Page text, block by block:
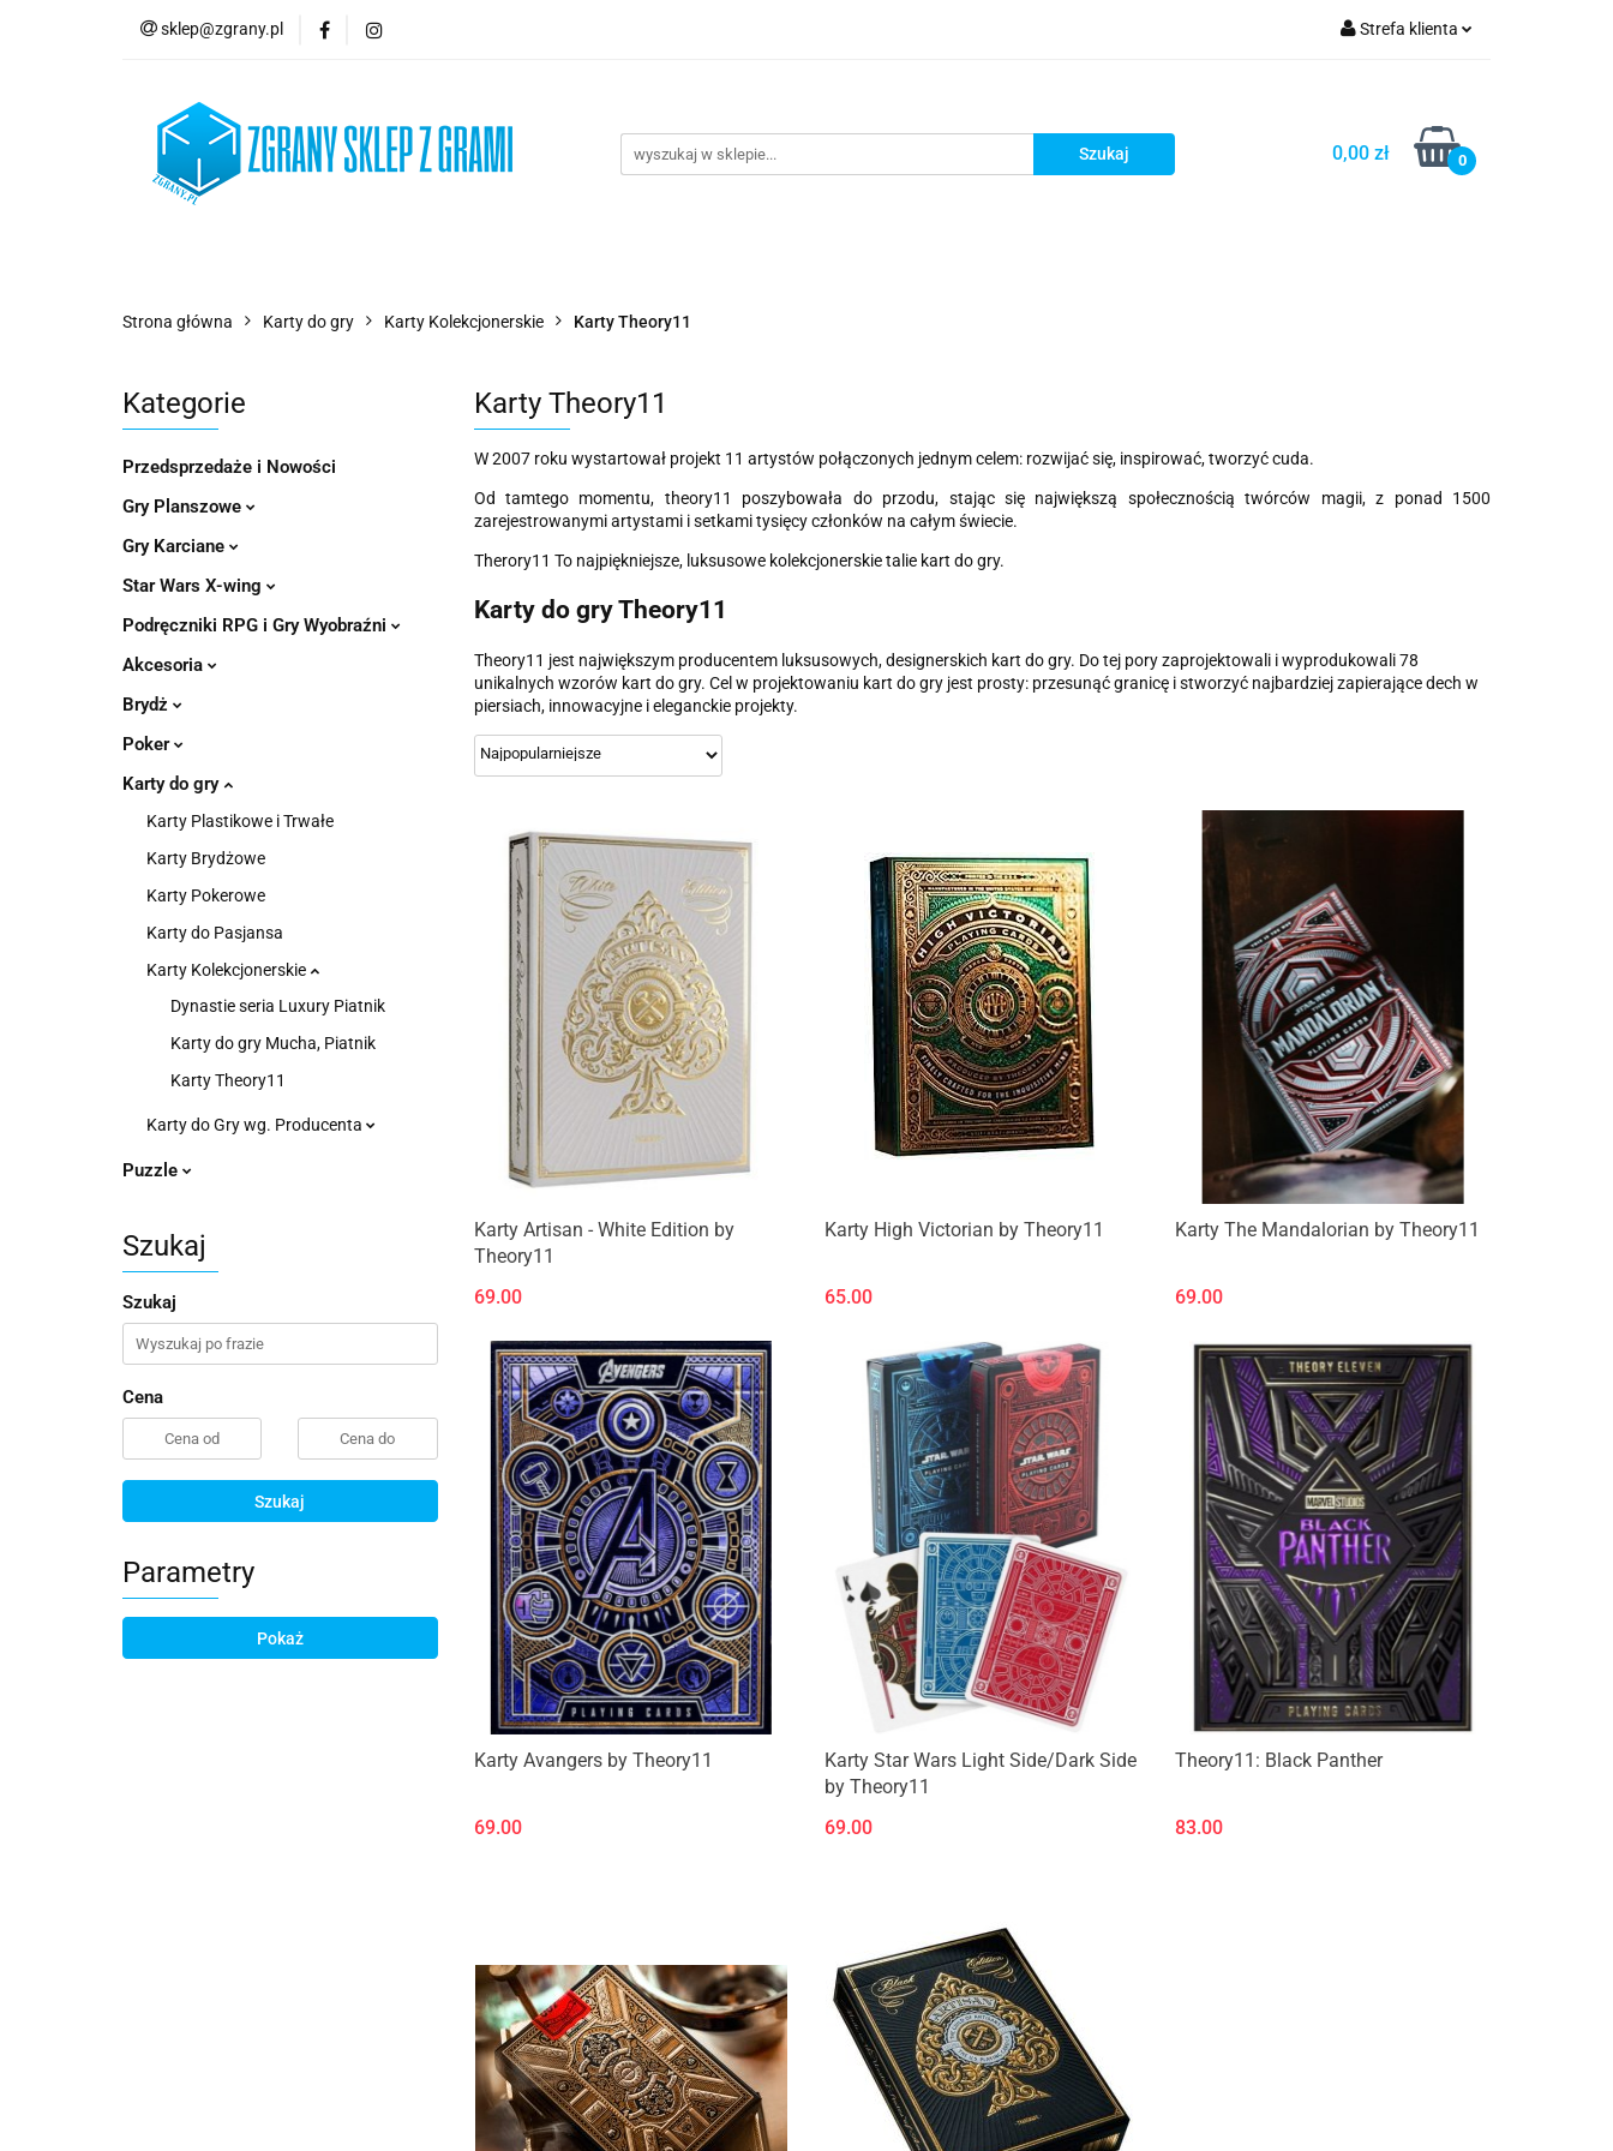
sklep@zgrany.pl Strefa klienta
Zarejestruj się
Dodaj zgłoszenie
0,00 zł 0
Nowości
Brydż, Poker i Karty do Gry
Strona główna Karty do gry Karty Kolekcjonerskie Karty Theory11
Kategorie
Przedsprzedaże i Nowości
Gry Planszowe
Gry Karciane
Star Wars X-wing
Podręczniki RPG i Gry Wyobraźni
Akcesoria
Brydż
Poker
Karty do gry
Karty Plastikowe i Trwałe
Karty Brydżowe
Karty Pokerowe
Karty do Pasjansa
Karty Kolekcjonerskie
Dynastie seria Luxury Piatnik
Karty do gry Mucha, Piatnik
Karty Theory11
Karty do Gry wg. Producenta
Puzzle
Szukaj
Szukaj
Cena
Szukaj
Parametry
Pokaż
Karty Theory11
W 2007 roku wystartował projekt 11 artystów połączonych jednym celem: rozwijać się, inspirować, tworzyć cuda.
Od tamtego momentu, theory11 poszybowała do przodu, stając się największą społecznością twórców magii, z ponad 1500
zarejestrowanymi artystami i setkami tysięcy członków na całym świecie.
Therory11 To najpiękniejsze, luksusowe kolekcjonerskie talie kart do gry.
Karty do gry Theory11
Theory11 jest największym producentem luksusowych, designerskich kart do gry. Do tej pory zaprojektowali i wyprodukowali 78
unikalnych wzorów kart do gry. Cel w projektowaniu kart do gry jest prosty: przesunąć granicę i stworzyć najbardziej zapierające dech w
piersiach, innowacyjne i eleganckie projekty.
Karty Artisan - White Edition by
Theory11
69.00
Karty High Victorian by Theory11
65.00
Karty The Mandalorian by Theory11
69.00
Karty Avangers by Theory11
69.00
Karty Star Wars Light Side/Dark Side
by Theory11
69.00
Theory11: Black Panther
83.00